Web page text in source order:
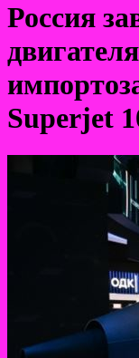
Россия
двигателя
Superjet